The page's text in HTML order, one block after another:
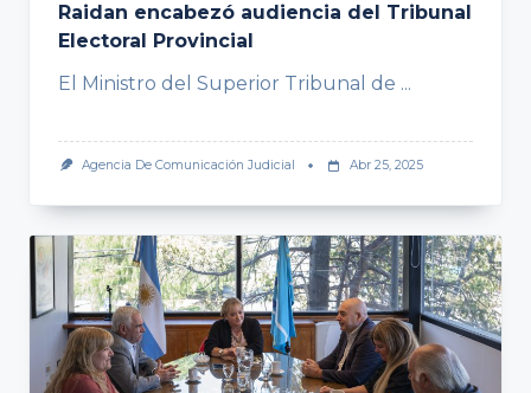
Raidan encabezó audiencia del Tribunal
Electoral Provincial
El Ministro del Superior Tribunal de ...
Agencia De Comunicación Judicial Abr 25, 2025